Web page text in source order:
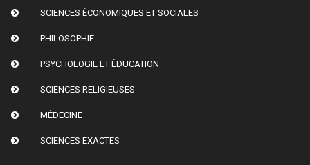
SCIENCES ÉCONOMIQUES ET SOCIALES
PHILOSOPHIE
PSYCHOLOGIE ET ÉDUCATION
SCIENCES RELIGIEUSES
MÉDECINE
SCIENCES EXACTES